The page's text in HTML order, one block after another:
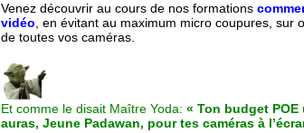
Venez découvrir au cours de nos formations
vidéo , en évitant au maximum micro coupures,
de toutes vos caméras.
Et comme le disait Maître Yoda: « Ton budget
auras, Jeune Padawan, pour tes caméras à